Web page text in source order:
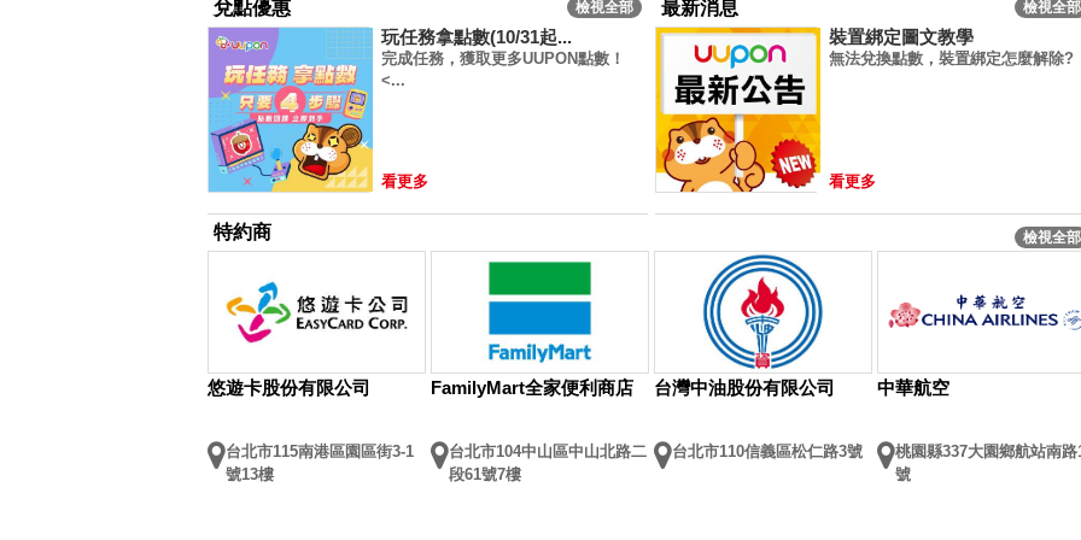
兌點優惠 檢視全部
玩任務拿點數(10/31起...
完成任務，獲取更多UUPON點數！
<...
看更多
最新消息 檢視全部
裝置綁定圖文教學
無法兌換點數，裝置綁定怎麼解除?
看更多
特約商 檢視全部
悠遊卡股份有限公司
台北市115南港區園區街3-1
號13樓
FamilyMart全家便利商店
台北市104中山區中山北路二
段61號7樓
台灣中油股份有限公司
台北市110信義區松仁路3號
中華航空
桃園縣337大園鄉航站南路
號